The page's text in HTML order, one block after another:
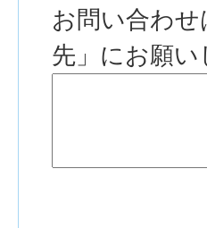
お問い合わ
先」にお願い